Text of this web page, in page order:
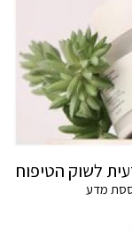
מדע